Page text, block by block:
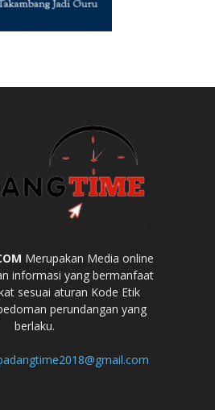
Merupakan Media online
informasi yang bermanfaat
sesuai aturan Kode Etik
perundangan yang
berlaku.